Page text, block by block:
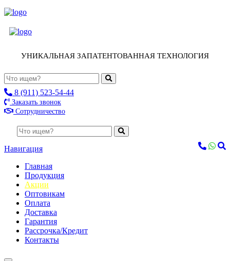
УНИКАЛЬНАЯ ЗАПАТЕНТОВАННАЯ ТЕХНОЛОГИЯ
8 (911) 523-54-44
Заказать звонок
Сотрудничество
Навигация
Главная
Продукция
Акции
Оптовикам
Оплата
Доставка
Гарантия
Рассрочка/Кредит
Контакты